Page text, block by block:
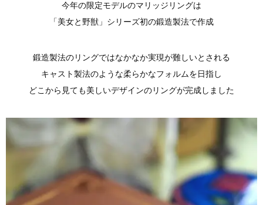
今年の限定モデルのマリッジリングは
「美女と野獣」シリーズ初の鍛造製法で作成
鍛造製法のリングではなかなか実現が難しいとされる
キャスト製法のような柔らかなフォルムを日指し
どこから見ても美しいデザインのリングが完成しました